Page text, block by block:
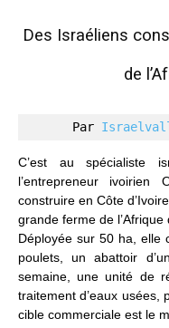
Des Israéliens
de
Par
C’est au spécialiste
l’entrepreneur
construire en Côte
grande ferme de l’Afrique
Déployée sur 50 ha, elle
poulets, un abattoir
semaine, une unité de
traitement d’eaux usées,
cible commerciale est le